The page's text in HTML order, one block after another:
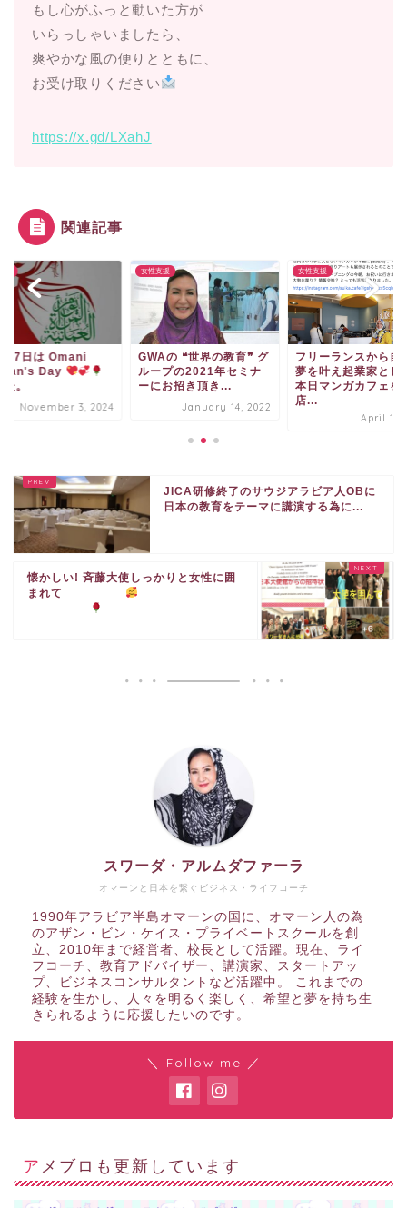
もし心がふっと動いた方が
いらっしゃいましたら、
爽やかな風の便りとともに、
お受け取りください
https://x.gd/LXahJ
関連記事
17日は Omani
Day
。
November 3, 2024
女性支援
GWAの ❝世界の教育❞ グ
ループの2021年セミナ
ーにお招き頂き...
January 14, 2022
女性支援
フリーランスから自
夢を叶え起業家とし
本日マンガカフェを
店...
April 13,
JICA研修終了のサウジアラビア人OBに
日本の教育をテーマに講演する為に...
懐かしい! 斉藤大使しっかりと女性に囲
まれて
オマーンと日本を繋ぐビジネス・ライフコーチ
スワーダ・アルムダファーラ
1990年アラビア半島オマーンの国に、オマーン人の為
のアザン・ビン・ケイス・プライベートスクールを創
立、2010年まで経営者、校長として活躍。現在、ライ
フコーチ、教育アドバイザー、講演家、スタートアッ
プ、ビジネスコンサルタントなど活躍中。 これまでの
経験を生かし、人々を明るく楽しく、希望と夢を持ち生
きられるように応援したいのです。
＼ Follow me ／
アメブロも更新しています